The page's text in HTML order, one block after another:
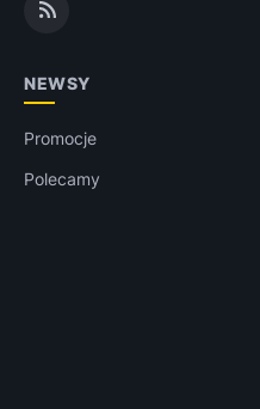
NEWSY
Promocje
Polecamy